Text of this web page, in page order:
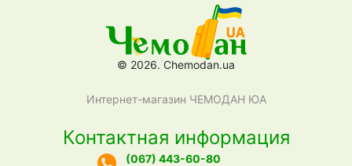
© 2026. Chemodan.ua
Интернет-магазин ЧЕМОДАН ЮА
Контактная информация
(067) 443-60-80